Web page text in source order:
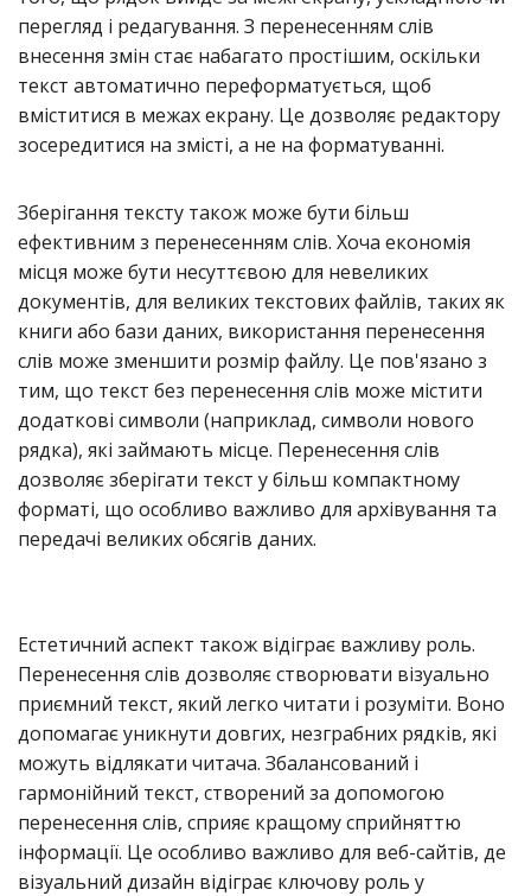
перегляд і редагування. З перенесенням слів
внесення змін стає набагато простішим, оскільки
текст автоматично переформатується, щоб
вміститися в межах екрану. Це дозволяє редактору
зосередитися на змісті, а не на форматуванні.
Зберігання тексту також може бути більш
ефективним з перенесенням слів. Хоча економія
місця може бути несуттєвою для невеликих
документів, для великих текстових файлів, таких як
книги або бази даних, використання перенесення
слів може зменшити розмір файлу. Це пов'язано з
тим, що текст без перенесення слів може містити
додаткові символи (наприклад, символи нового
рядка), які займають місце. Перенесення слів
дозволяє зберігати текст у більш компактному
форматі, що особливо важливо для архівування та
передачі великих обсягів даних.
Естетичний аспект також відіграє важливу роль.
Перенесення слів дозволяє створювати візуально
приємний текст, який легко читати і розуміти. Воно
допомагає уникнути довгих, незграбних рядків, які
можуть відлякати читача. Збалансований і
гармонійний текст, створений за допомогою
перенесення слів, сприяє кращому сприйняттю
інформації. Це особливо важливо для веб-сайтів, де
візуальний дизайн відіграє ключову роль у